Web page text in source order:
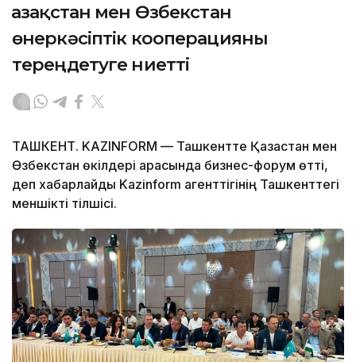
Қазақстан мен Өзбекстан
өнеркәсіптік кооперацияны
тереңдетуге ниетті
ТАШКЕНТ. KAZINFORM — Ташкентте Қазақстан мен
Өзбекстан өкілдері арасында бизнес-форум өтті,
деп хабарлайды Kazinform агенттігінің Ташкенттегі
меншікті тілшісі.